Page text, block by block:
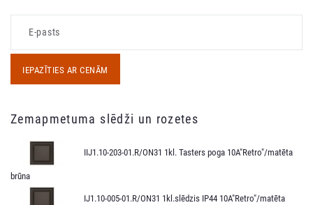
IEPAZĪTIES AR CENĀM
Zemapmetuma slēdži un rozetes
IIJ1.10-203-01.R/ON31 1kl. Tasters poga 10A"Retro"/matēta
brūna
IJ1.10-005-01.R/ON31 1kl.slēdzis IP44 10A"Retro"/matēta